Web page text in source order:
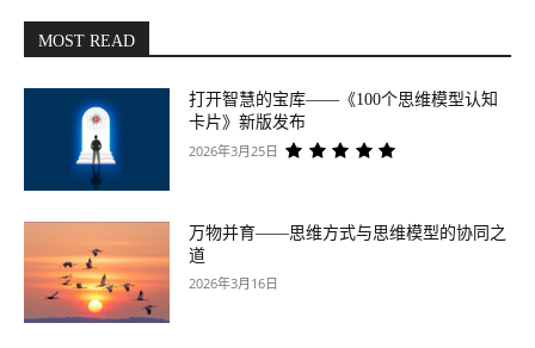
MOST READ
打开智慧的宝库——《100个思维模型认知
卡片》新版发布
2026年3月25日
万物并育——思维方式与思维模型的协同之
道
2026年3月16日